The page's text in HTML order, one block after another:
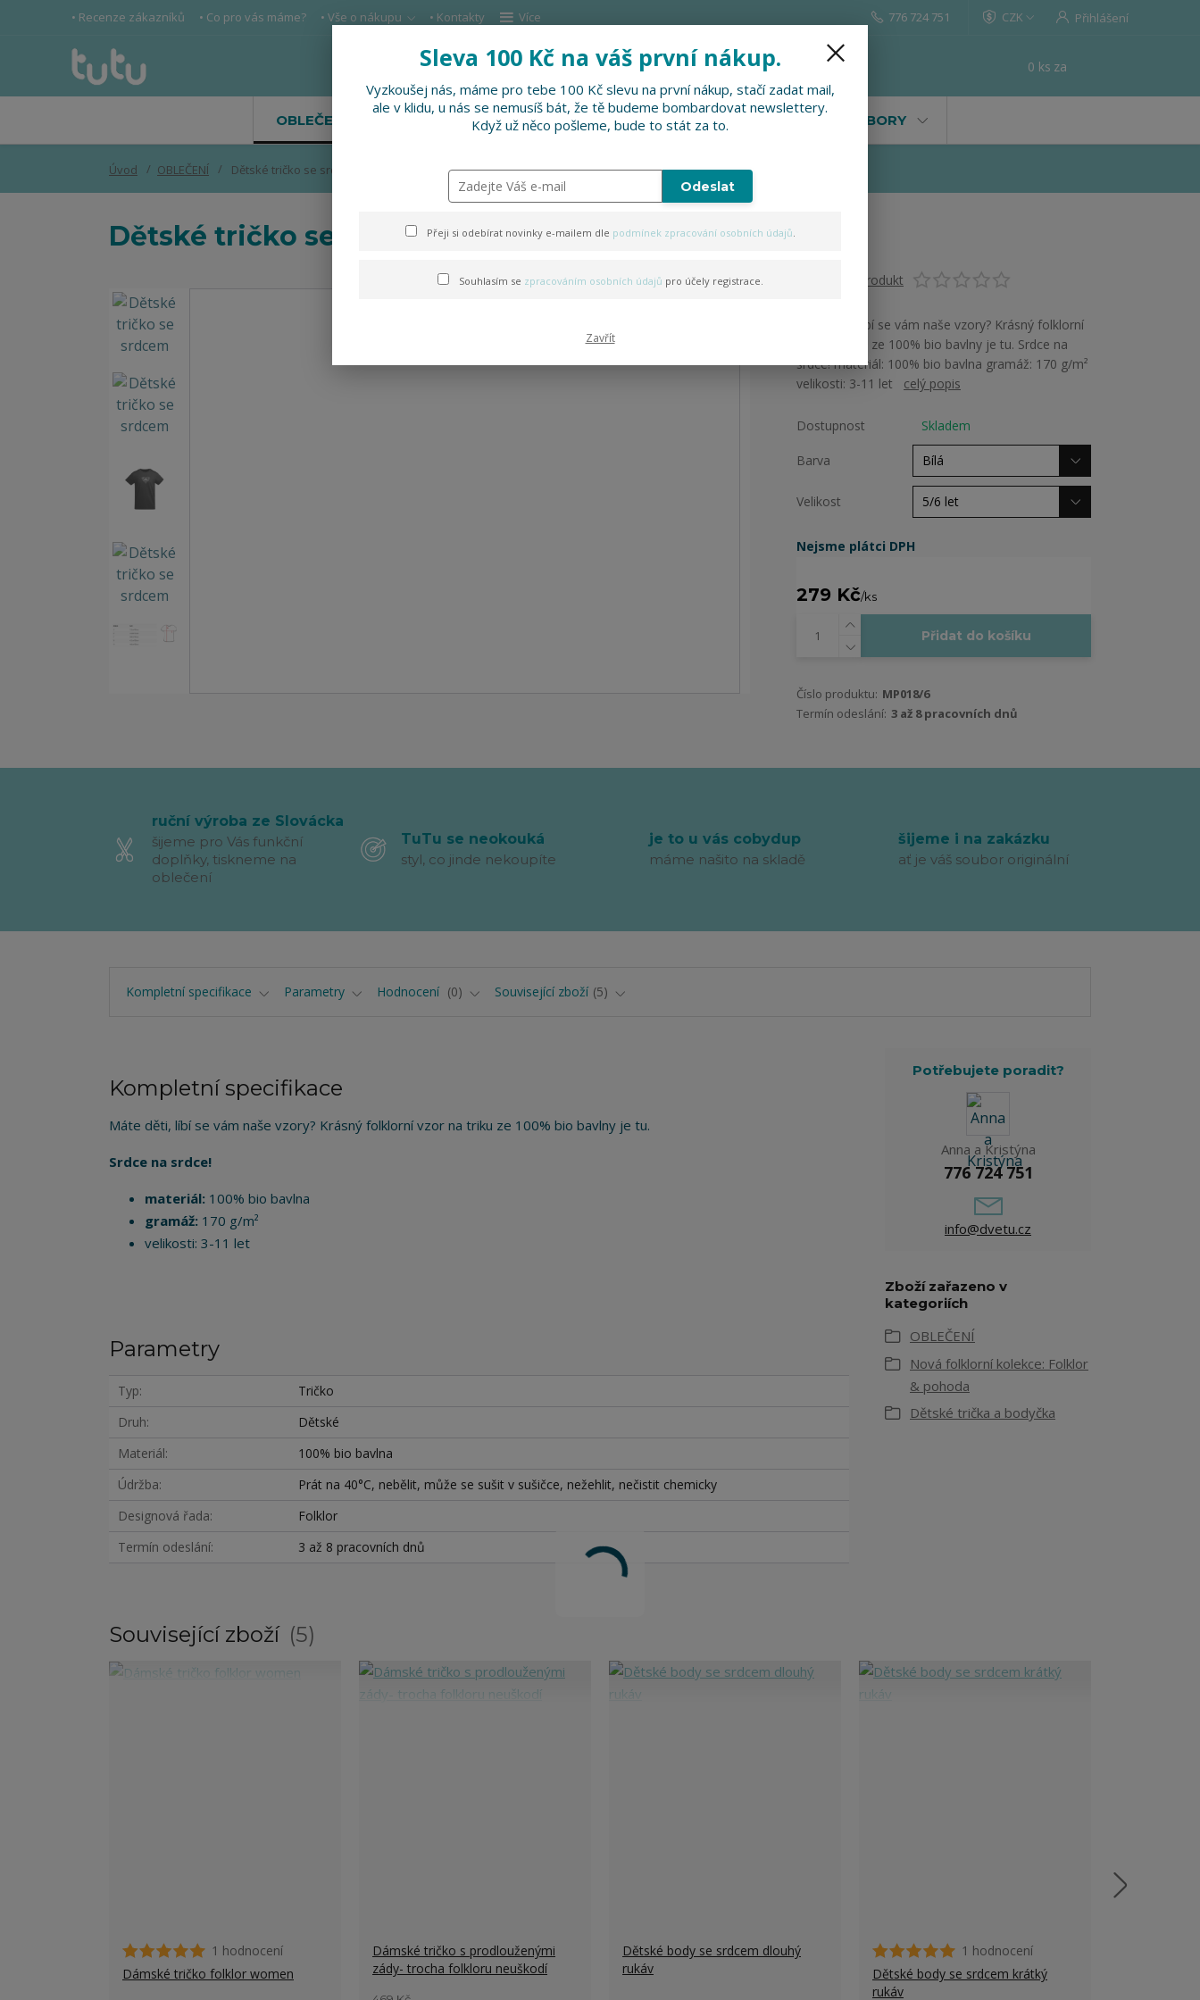
• Recenze zákazníků • Co pro vás máme? • Vše o nákupu • Kontakty Více CZK Přihlášení
Hledat
776 724 751
0 ks za
OBLEČENÍ DOPLŇKY SLEVNĚNO PRO FIRMY, FESTIVALY, SOUBORY
Úvod OBLEČENÍ Dětské tričko se srdcem
Dětské tričko se srdcem
Ohodnotit produkt
Máte děti, líbí se vám naše vzory? Krásný folklorní
vzor na triku ze 100% bio bavlny je tu. Srdce na
srdce! materiál: 100% bio bavlna gramáž: 170 g/m²
velikosti: 3-11 let celý popis
Dostupnost Skladem
Barva
Velikost
Nejsme plátci DPH
279 Kč/ks
Přidat do košíku
Číslo produktu: MP018/6
Termín odeslání: 3 až 8 pracovních dnů
ruční výroba ze Slovácka
šijeme pro Vás funkční
doplňky, tiskneme na
oblečení
TuTu se neokouká
styl, co jinde nekoupíte
je to u vás cobydup
máme našito na skladě
šijeme i na zakázku
ať je váš soubor originální
Kompletní specifikace Parametry Hodnocení 0 Související zboží 5
Kompletní specifikace
Máte děti, líbí se vám naše vzory? Krásný folklorní vzor na triku ze 100% bio bavlny je tu.
Srdce na srdce!
materiál: 100% bio bavlna
gramáž: 170 g/m²
velikosti: 3-11 let
Parametry
Typ
Tričko
Druh
Dětské
Materiál
100% bio bavlna
Údržba
Prát na 40°C, nebělit, může se sušit v sušičce, nežehlit, nečistit chemicky
Designová řada
Folklor
Termín odeslání
3 až 8 pracovních dnů
Potřebujete poradit?
Anna a Kristýna
776 724 751
info@dvetu.cz
Zboží zařazeno v
kategoriích
OBLEČENÍ
Nová folklorní kolekce: Folklor
& pohoda
Dětské trička a bodyčka
Související zboží 5
1 hodnocení
Dámské tričko folklor women
Dámské tričko s prodlouženými
zády- trocha folkloru neuškodí
Dětské body se srdcem dlouhý
rukáv
1 hodnocení
Dětské body se srdcem krátký
rukáv
Sleva 100 Kč na váš první nákup.
Vyzkoušej nás, máme pro tebe 100 Kč slevu na první nákup, stačí zadat mail,
ale v klidu, u nás se nemusíš bát, že tě budeme bombardovat newslettery.
Když už něco pošleme, bude to stát za to.
Odeslat
Přeji si odebírat novinky e-mailem dle podmínek zpracování osobních údajů.
Souhlasím se zpracováním osobních údajů pro účely registrace.
Zavřít